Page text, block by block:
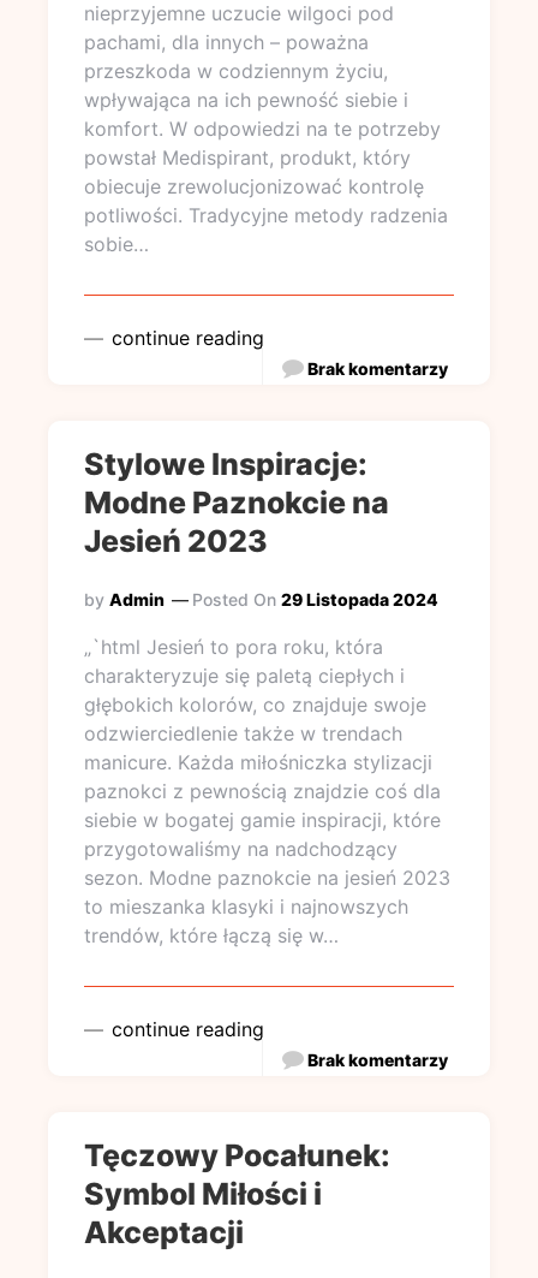
nieprzyjemne uczucie wilgoci pod
pachami, dla innych – poważna
przeszkoda w codziennym życiu,
wpływająca na ich pewność siebie i
komfort. W odpowiedzi na te potrzeby
powstał Medispirant, produkt, który
obiecuje zrewolucjonizować kontrolę
potliwości. Tradycyjne metody radzenia
sobie…
continue reading
Brak komentarzy
Stylowe Inspiracje:
Modne Paznokcie na
Jesień 2023
by Admin Posted On 29 Listopada 2024
„`html Jesień to pora roku, która
charakteryzuje się paletą ciepłych i
głębokich kolorów, co znajduje swoje
odzwierciedlenie także w trendach
manicure. Każda miłośniczka stylizacji
paznokci z pewnością znajdzie coś dla
siebie w bogatej gamie inspiracji, które
przygotowaliśmy na nadchodzący
sezon. Modne paznokcie na jesień 2023
to mieszanka klasyki i najnowszych
trendów, które łączą się w…
continue reading
Brak komentarzy
Tęczowy Pocałunek:
Symbol Miłości i
Akceptacji